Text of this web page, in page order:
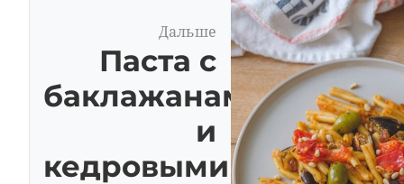
Дальше
Паста с
баклажанами
и
кедровыми